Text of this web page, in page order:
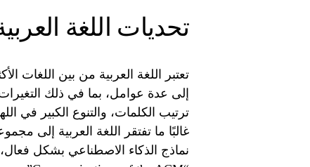
تحديات اللغة
تعتبر اللغة العربية من بين اللغات
إلى عدة عوامل، بما في ذلك
ترتيب الكلمات، والتنوع الكبير في
غالبًا ما تفتقر اللغة العربية إلى
نماذج الذكاء الاصطناعي بشكل